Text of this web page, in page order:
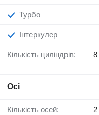
Турбо
Інтеркулер
Кількість циліндрів: 8
Осі
Кількість осей: 2